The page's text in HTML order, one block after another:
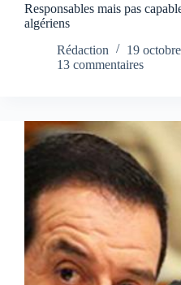
Responsables mais pas
algériens
Rédaction
19
13 commentaires